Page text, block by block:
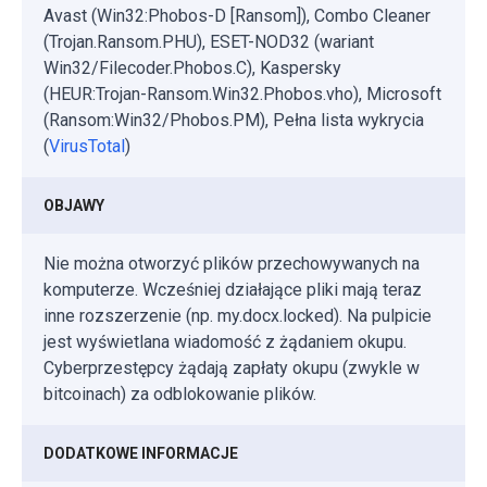
Avast (Win32:Phobos-D [Ransom]), Combo Cleaner
(Trojan.Ransom.PHU), ESET-NOD32 (wariant
Win32/Filecoder.Phobos.C), Kaspersky
(HEUR:Trojan-Ransom.Win32.Phobos.vho), Microsoft
(Ransom:Win32/Phobos.PM), Pełna lista wykrycia
(VirusTotal)
OBJAWY
Nie można otworzyć plików przechowywanych na
komputerze. Wcześniej działające pliki mają teraz
inne rozszerzenie (np. my.docx.locked). Na pulpicie
jest wyświetlana wiadomość z żądaniem okupu.
Cyberprzestępcy żądają zapłaty okupu (zwykle w
bitcoinach) za odblokowanie plików.
DODATKOWE INFORMACJE